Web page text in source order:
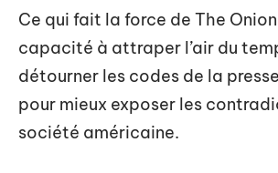
Ce qui fait la force de The
capacité à attraper l’air du
détourner les codes de la
pour mieux exposer les
société américaine.